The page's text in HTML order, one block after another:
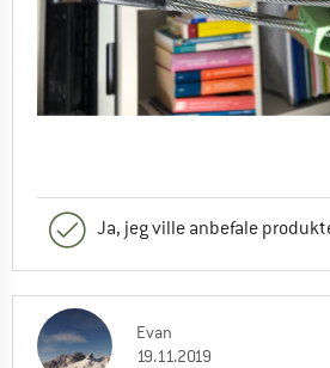
Ja, jeg ville anbefale
Evan
19.11.2019